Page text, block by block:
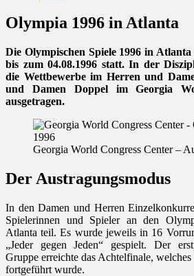
Olympia 1996 in Atlanta
Die Olympischen Spiele 1996 in
bis zum 04.08.1996 statt. In der
die Wettbewerbe im Herren und
und Damen Doppel im Georgia
ausgetragen.
Georgia World Congress Center –
Der Austragungsmodus
In den Damen und Herren
Spielerinnen und Spieler an den
Atlanta teil. Es wurde jeweils in 16
„Jeder gegen Jeden“ gespielt. Der
Gruppe erreichte das Achtelfinale,
fortgeführt wurde.